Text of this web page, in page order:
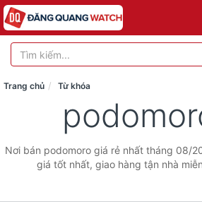
Trang chủ Từ khóa
Nơi bán podomoro giá rẻ nhất tháng 08/
giá tốt nhất, giao hàng tận nhà